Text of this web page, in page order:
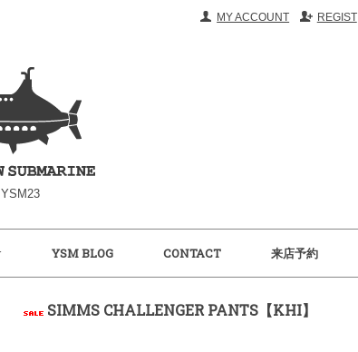
REGIST
MY ACCOUNT
YSM23
YSM BLOG CONTACT 来店予約
SIMMS CHALLENGER PANTS【KHI】